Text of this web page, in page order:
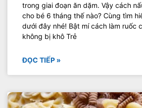
trong giai đoạn ăn dặm. Vậy cách
cho bé 6 tháng thế nào? Cùng tìm
dưới đây nhé! Bật mí cách làm ruốc
không bị khô Trẻ
ĐỌC TIẾP »